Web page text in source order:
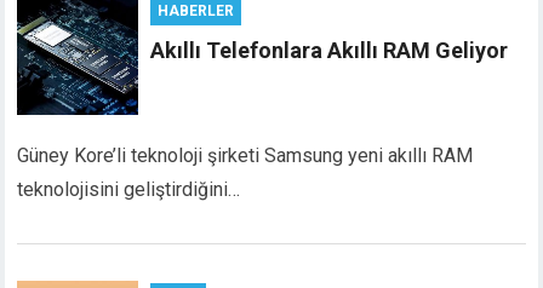
HABERLER
Akıllı Telefonlara Akıllı RAM Geliyor
Güney Kore’li teknoloji şirketi Samsung yeni akıllı RAM
teknolojisini geliştirdiğini…